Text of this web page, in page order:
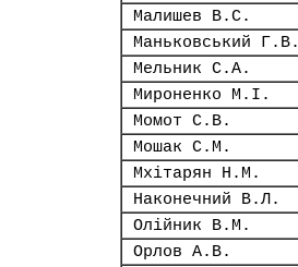
Малишев В.С.
Маньковський Г.В.
Мельник С.А.
Мироненко М.І.
Момот С.В.
Мошак С.М.
Мхітарян Н.М.
Наконечний В.Л.
Олійник В.М.
Орлов А.В.